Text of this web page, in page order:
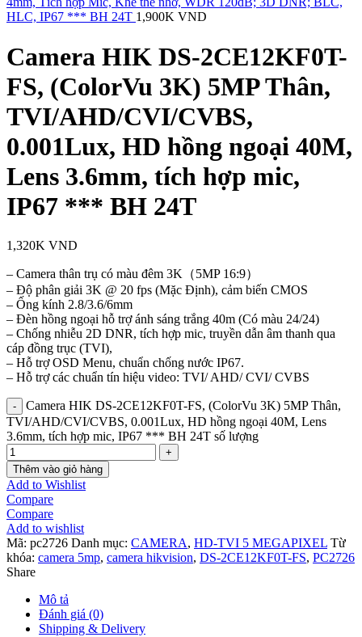
HLC, IP67 *** BH 24T 1,900K VND
Camera HIK DS-2CE12KF0T-
FS, (ColorVu 3K) 5MP Thân,
TVI/AHD/CVI/CVBS,
0.001Lux, HD hồng ngoại 40M,
Lens 3.6mm, tích hợp mic,
IP67 *** BH 24T
1,320K VND
– Camera thân trụ có màu đêm 3K（5MP 16:9）
– Độ phân giải 3K @ 20 fps (Mặc Định), cảm biến CMOS
– Ống kính 2.8/3.6/6mm
– Đèn hồng ngoại hỗ trợ ánh sáng trắng 40m (Có màu 24/24)
– Chống nhiễu 2D DNR, tích hợp mic, truyền dẫn âm thanh qua
cáp đồng trục (TVI),
– Hỗ trợ OSD Menu, chuẩn chống nước IP67.
– Hỗ trợ các chuẩn tín hiệu video: TVI/ AHD/ CVI/ CVBS
Camera HIK DS-2CE12KF0T-FS, (ColorVu 3K) 5MP Thân,
TVI/AHD/CVI/CVBS, 0.001Lux, HD hồng ngoại 40M, Lens
3.6mm, tích hợp mic, IP67 *** BH 24T số lượng
Thêm vào giỏ hàng
Add to Wishlist
Compare
Compare
Add to wishlist
Mã: pc2726 Danh mục: CAMERA, HD-TVI 5 MEGAPIXEL Từ
khóa: camera 5mp, camera hikvision, DS-2CE12KF0T-FS, PC2726
Share
Mô tả
Đánh giá (0)
Shipping & Delivery